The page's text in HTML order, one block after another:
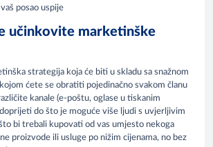
posao uspije
učinkovite marketinške
strategija koja će biti u skladu sa snažnom
ćete se obratiti pojedinačno svakom članu
kanale (e-poštu, oglase u tiskanim
do što je moguće više ljudi s uvjerljivim
bi trebali kupovati od vas umjesto nekoga
proizvode ili usluge po nižim cijenama, no bez